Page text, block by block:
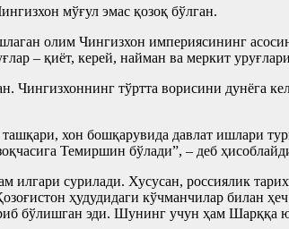
мўғул эмас қозоқ бўлган.
олим Чингизхон империясининг
– қиёт, керей, найман ва меркит
Чингизхоннинг тўртта ворисини дунёга
хон бошқарувида давлат ишлари
Темиршин бўлади”, – деб
илгари сурилади. Хусусан, россиялик
ҳудудидаги кўчманчилар билан
бўлишган эди. Шунинг учун ҳам